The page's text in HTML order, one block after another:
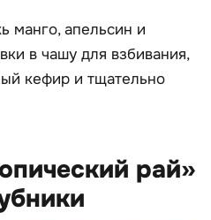
манго, апельсин и
в чашу для взбивания,
кефир и тщательно
рай»